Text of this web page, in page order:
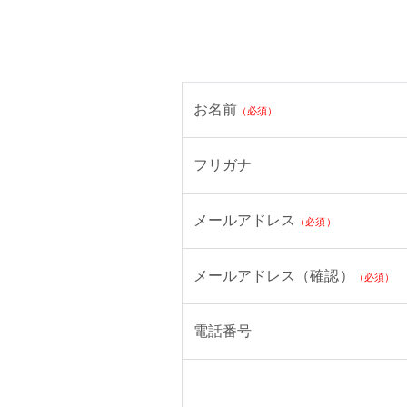
お名前 （必須）
フリガナ
メールアドレス （必須）
メールアドレス（確認） （必須）
電話番号